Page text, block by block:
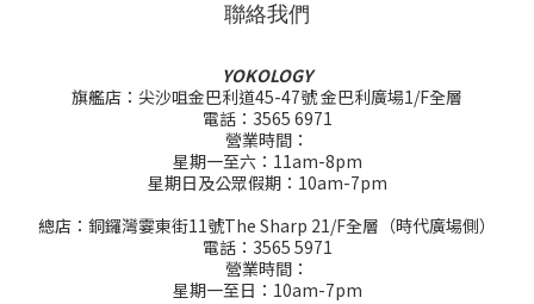
聯絡我們
YOKOLOGY
旗艦店：尖沙咀金巴利道45-47號 金巴利廣場1/F全層
電話：3565 6971
營業時間：
星期一至六：11am-8pm
星期日及公眾假期：10am-7pm
總店：銅鑼灣霎東街11號The Sharp 21/F全層（時代廣場側）
電話：3565 5971
營業時間：
星期一至日：10am-7pm